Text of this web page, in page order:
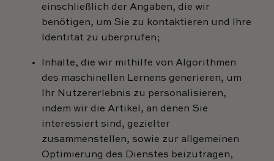
einschließlich der Angaben, die wir
benötigen, um Sie zu kontaktieren und Ihre
Identität zu überprüfen;
Inhalte, die wir mithilfe von Algorithmen
des maschinellen Lernens generieren, um
Ihr Nutzererlebnis zu personalisieren,
indem wir die Artikel, an denen Sie
interessiert sind, gezielter
zusammenstellen, sowie zur allgemeinen
Optimierung des Dienstes beizutragen,